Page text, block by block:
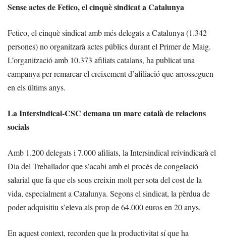
Sense actes de Fetico, el cinquè sindicat a Catalunya
Fetico, el cinquè sindicat amb més delegats a Catalunya (1.342
persones) no organitzarà actes públics durant el Primer de Maig.
L’organització amb 10.373 afiliats catalans, ha publicat una
campanya per remarcar el creixement d’afiliació que arrosseguen
en els últims anys.
La Intersindical-CSC demana un marc català de relacions
socials
Amb 1.200 delegats i 7.000 afiliats, la Intersindical reivindicarà el
Dia del Treballador que s’acabi amb el procés de congelació
salarial que fa que els sous creixin molt per sota del cost de la
vida, especialment a Catalunya. Segons el sindicat, la pèrdua de
poder adquisitiu s’eleva als prop de 64.000 euros en 20 anys.
En aquest context, recorden que la productivitat sí que ha